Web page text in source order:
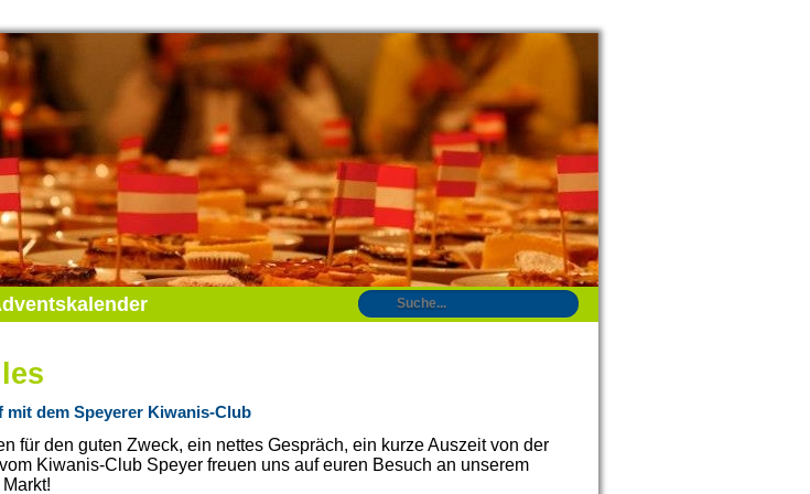
mit dem Speyerer Kiwanis-Club
für den guten Zweck, ein nettes Gespräch, ein kurze Auszeit von der
Kiwanis-Club Speyer freuen uns auf euren Besuch an unserem